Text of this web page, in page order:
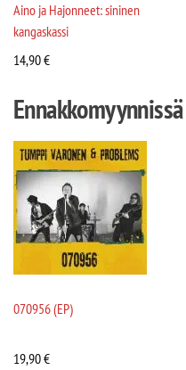
Aino ja Hajonneet: sininen
kangaskassi
14,90€
Ennakkomyynnissä
070956 (EP)
19,90€